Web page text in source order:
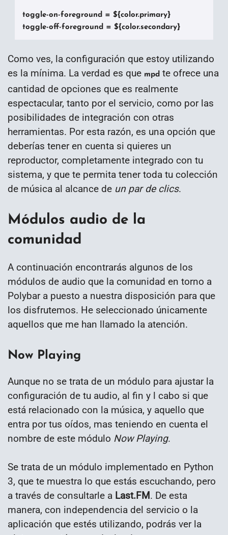
toggle-on-foreground = ${color.primary}
toggle-off-foreground = ${color.secondary}
Como ves, la configuración que estoy utilizando
es la mínima. La verdad es que mpd te ofrece una
cantidad de opciones que es realmente
espectacular, tanto por el servicio, como por las
posibilidades de integración con otras
herramientas. Por esta razón, es una opción que
deberías tener en cuenta si quieres un
reproductor, completamente integrado con tu
sistema, y que te permita tener toda tu colección
de música al alcance de un par de clics.
Módulos audio de la
comunidad
A continuación encontrarás algunos de los
módulos de audio que la comunidad en torno a
Polybar a puesto a nuestra disposición para que
los disfrutemos. He seleccionado únicamente
aquellos que me han llamado la atención.
Now Playing
Aunque no se trata de un módulo para ajustar la
configuración de tu audio, al fin y l cabo si que
está relacionado con la música, y aquello que
entra por tus oídos, mas teniendo en cuenta el
nombre de este módulo Now Playing.
Se trata de un módulo implementado en Python
3, que te muestra lo que estás escuchando, pero
a través de consultarle a Last.FM. De esta
manera, con independencia del servicio o la
aplicación que estés utilizando, podrás ver la